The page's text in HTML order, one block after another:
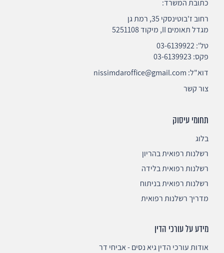
כתובת המשרד:
רחוב ז'בוטינסקי 35, רמת גן
מגדל תאומים II, מיקוד 5251108
טל':03-6139922
פקס: 03-6139923
דוא"ל: nissimdaroffice@gmail.com
צור קשר
תחומי עיסוק
בלוג
רשלנות רפואית בהריון
רשלנות רפואית בלידה
רשלנות רפואית בניתוח
מדריך רשלנות רפואית
מידע על עורכי הדין
אודות עורכי הדין גיא נסים - אביחי דר